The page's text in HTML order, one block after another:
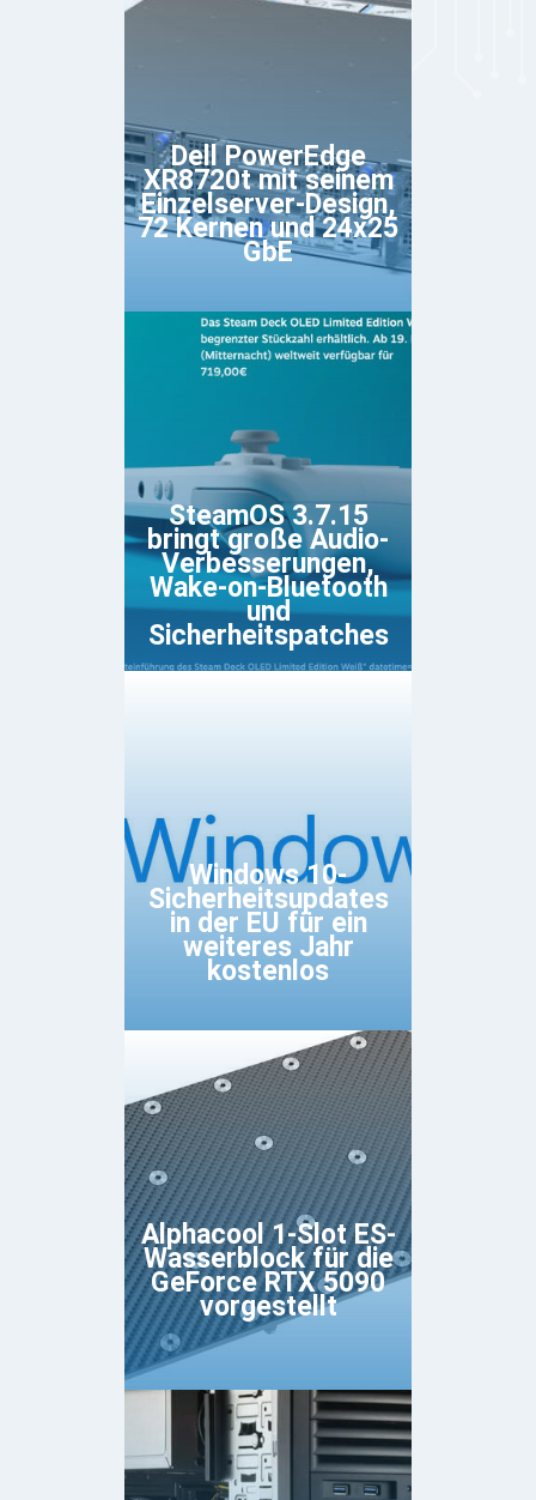
Dell PowerEdge
XR8720t mit seinem
Einzelserver-Design,
72 Kernen und 24x25
GbE
SteamOS 3.7.15
bringt große Audio-
Verbesserungen,
Wake-on-Bluetooth
und
Sicherheitspatches
Windows 10-
Sicherheitsupdates
in der EU für ein
weiteres Jahr
kostenlos
Alphacool 1-Slot ES-
Wasserblock für die
GeForce RTX 5090
vorgestellt